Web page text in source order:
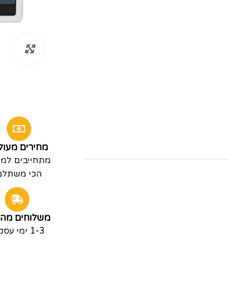
מחירים
מתחייבים
הכי
משלוחים
1-3 ימי עסקים